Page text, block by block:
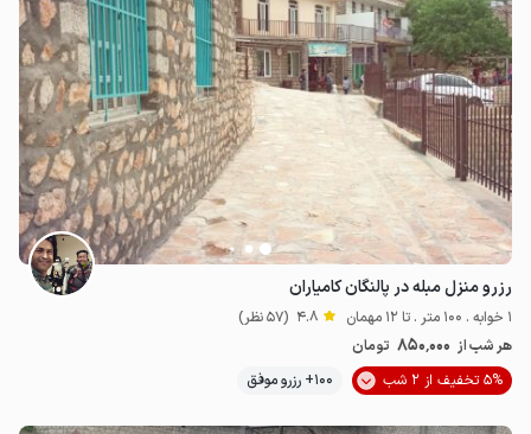
رزرو منزل مبله در پالنگان کامیاران
1 خوابه . 100 متر . تا 12 مهمان 4.8 (57 نظر)
هر شب از 850٬000 تومان
5% تخفیف از 2 شب
100+ رزرو موفق